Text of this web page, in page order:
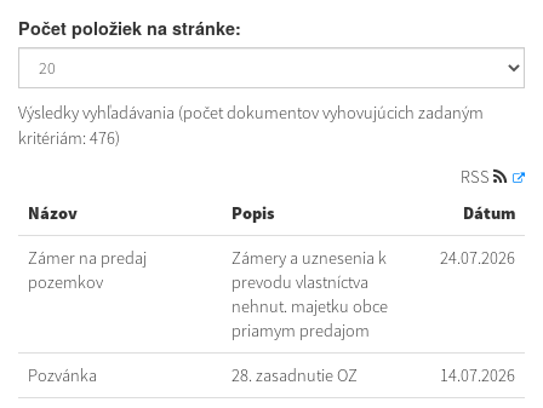
Počet položiek na stránke:
Výsledky vyhľadávania (počet dokumentov vyhovujúcich zadaným
kritériám: 476)
RSS
Názov
Popis Dátum
Zámer na predaj
pozemkov
Zámery a uznesenia k
prevodu vlastníctva
nehnut. majetku obce
priamym predajom
24.07.2026
Pozvánka 28. zasadnutie OZ 14.07.2026